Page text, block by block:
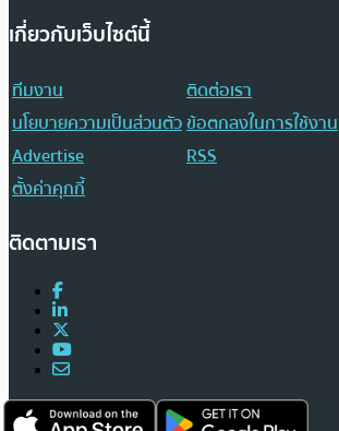
เกี่ยวกับเว็บไซต์นี้
ทีมงาน
ติดต่อเรา
นโยบายความเป็นส่วนตัวข้อตกลงในการใช้งาน
Advertise
RSS
ตั้งค่าคุกกี้
ติดตามเรา